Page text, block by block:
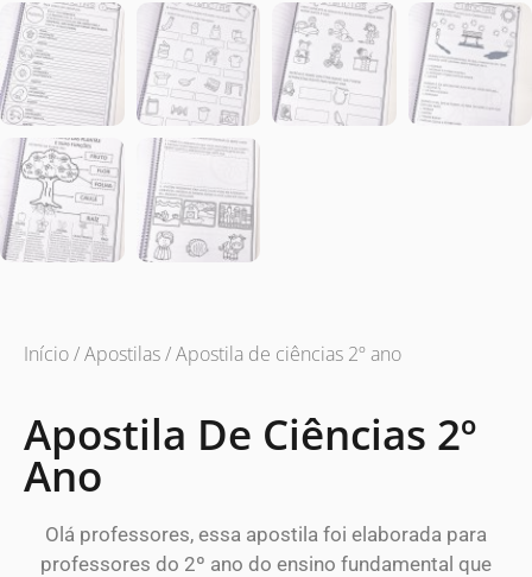
Início/Apostilas/ Apostila de ciências 2º ano
Apostila De Ciências 2º
Ano
Olá professores, essa apostila foi elaborada para
professores do 2º ano do ensino fundamental que